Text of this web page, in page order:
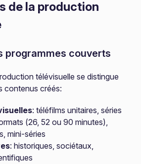
de la production
programmes couverts
télévisuelle se distingue
contenus créés:
: téléfilms unitaires, séries
(26, 52 ou 90 minutes),
mini-séries
: historiques, sociétaux,